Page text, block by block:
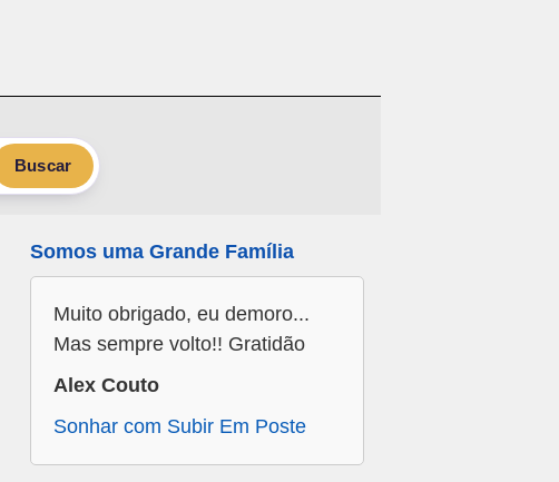
Buscar
Somos uma Grande Família
Muito obrigado, eu demoro...
Mas sempre volto!! Gratidão
Alex Couto
Sonhar com Subir Em Poste